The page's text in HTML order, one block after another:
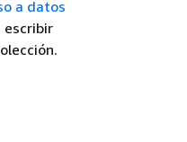
a datos
escribir